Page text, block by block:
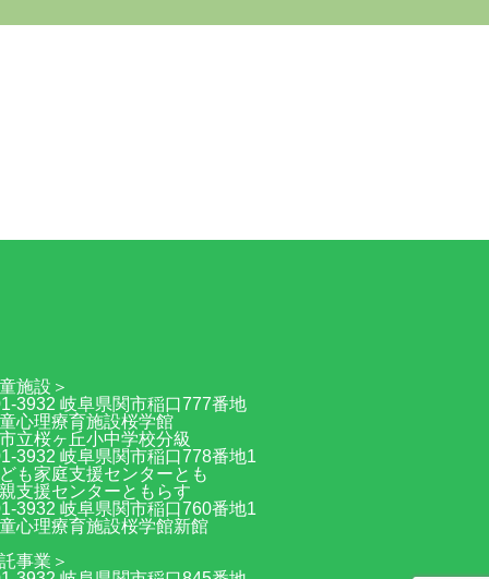
施設＞
3932 岐阜県関市稲口777番地
心理療育施設桜学館
立桜ヶ丘小中学校分級
3932 岐阜県関市稲口778番地1
も家庭支援センターとも
支援センターともらす
3932 岐阜県関市稲口760番地1
心理療育施設桜学館新館
事業＞